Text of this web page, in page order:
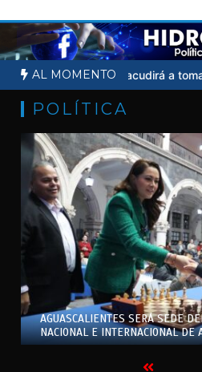
al
contenido
AL MOMENTO
Sheinbaum no acudirá a toma de
POLÍTICA
AGUASCALIENTES SERÁ SEDE
NACIONAL E INTERNACIONAL DE